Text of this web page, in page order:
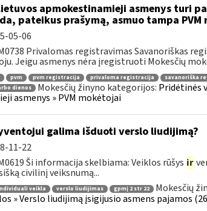
apmokestinamieji asmenys turi
pateikus prašymą, asmuo tampa PVM
05-06
Privalomas registravimas Savanoriškas
Jeigu asmenys nėra įregistruoti Mokesčių
pvm pvm registracija privaloma registracija savanoriška
dienos Mokesčių žinyno kategorijos: Pridėtinės
asmenys » PVM mokėtojai
galima išduoti verslo liudijimą?
11-22
Ši informacija skelbiama: Veiklos rūšys ir
civilinį veiksnumą...
veikla verslo liudijimas gpmį 2 str 22 Mokesčių
» Verslo liudijimą įsigijusio asmens pajamos